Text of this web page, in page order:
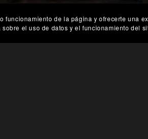
El Abismo en Neón Infinito
de la página y ofrecerte una
el uso de datos y el funcionamiento del